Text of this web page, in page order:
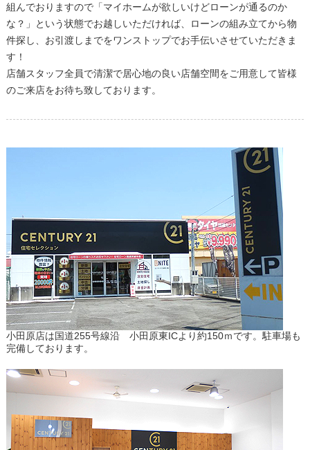
組んでおりますので「マイホームが欲しいけどローンが通るのか
な？」という状態でお越しいただければ、ローンの組み立てから物
件探し、お引渡しまでをワンストップでお手伝いさせていただきま
す！
店舗スタッフ全員で清潔で居心地の良い店舗空間をご用意して皆様
のご来店をお待ち致しております。
小田原店は国道255号線沿 小田原東ICより約150ｍです。駐車場も
完備しております。